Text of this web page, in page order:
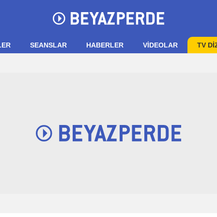
SEANSLAR HABERLER VIDEOLAR TV